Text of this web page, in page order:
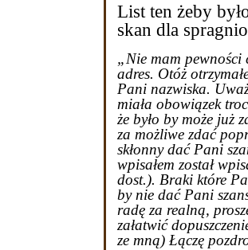
List ten żeby
skan dla
„Nie mam pewności
adres. Otóż
Pani nazwiska.
miała obowiązek
że było by może już
za możliwe zdać
skłonny dać Pani
wpisałem został
dost.). Braki które
by nie dać Pani
radę za realną,
załatwić
ze mną) Łączę